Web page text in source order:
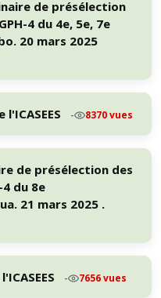
de présélection
4 du 4e, 5e, 7e
20 mars 2025
- 8370 vues
de présélection des
du 8e
21 mars 2025 .
- 7656 vues